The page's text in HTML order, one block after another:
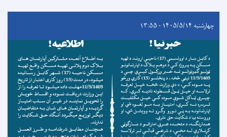
چهارشنبه ۱۴۰۵/۵/۱۴ - ۱۳:۵۵